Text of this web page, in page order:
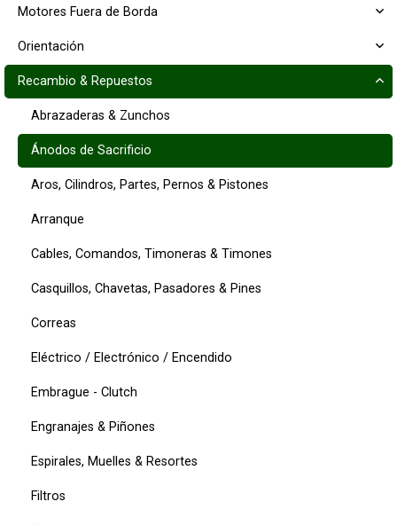
Motores Fuera de Borda
Orientación
Recambio & Repuestos
Abrazaderas & Zunchos
Ánodos de Sacrificio
Aros, Cilindros, Partes, Pernos & Pistones
Arranque
Cables, Comandos, Timoneras & Timones
Casquillos, Chavetas, Pasadores & Pines
Correas
Eléctrico / Electrónico / Encendido
Embrague - Clutch
Engranajes & Piñones
Espirales, Muelles & Resortes
Filtros